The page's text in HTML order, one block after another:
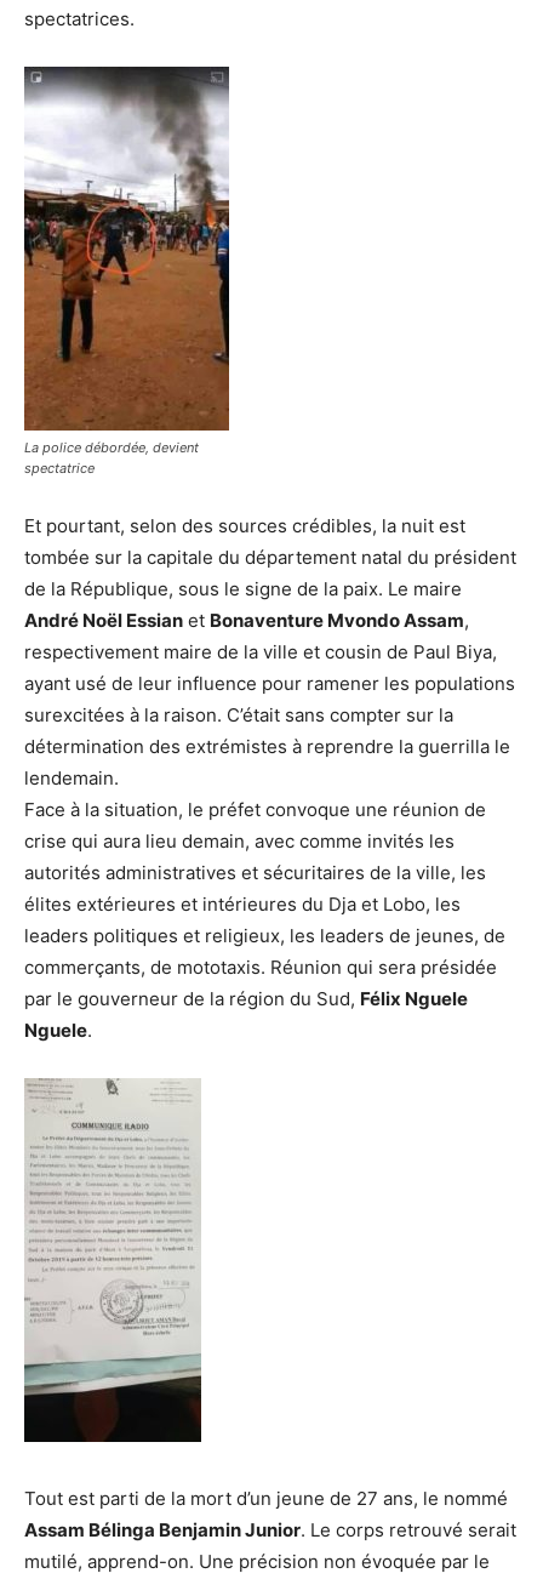
spectatrices.
La police débordée, devient
spectatrice
Et pourtant, selon des sources crédibles, la nuit est
tombée sur la capitale du département natal du président
de la République, sous le signe de la paix. Le maire
André Noël Essian et Bonaventure Mvondo Assam,
respectivement maire de la ville et cousin de Paul Biya,
ayant usé de leur influence pour ramener les populations
surexcitées à la raison. C’était sans compter sur la
détermination des extrémistes à reprendre la guerrilla le
lendemain.
Face à la situation, le préfet convoque une réunion de
crise qui aura lieu demain, avec comme invités les
autorités administratives et sécuritaires de la ville, les
élites extérieures et intérieures du Dja et Lobo, les
leaders politiques et religieux, les leaders de jeunes, de
commerçants, de mototaxis. Réunion qui sera présidée
par le gouverneur de la région du Sud, Félix Nguele
Nguele.
Tout est parti de la mort d’un jeune de 27 ans, le nommé
Assam Bélinga Benjamin Junior. Le corps retrouvé serait
mutilé, apprend-on. Une précision non évoquée par le